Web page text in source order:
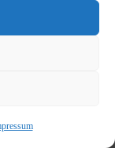
der FDP